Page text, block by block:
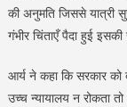
की अनुमति जिससे यात्री
गंभीर चिंताएँ पैदा हुई
आर्य ने कहा कि सरकार को
उच्च न्यायालय न रोकता तो